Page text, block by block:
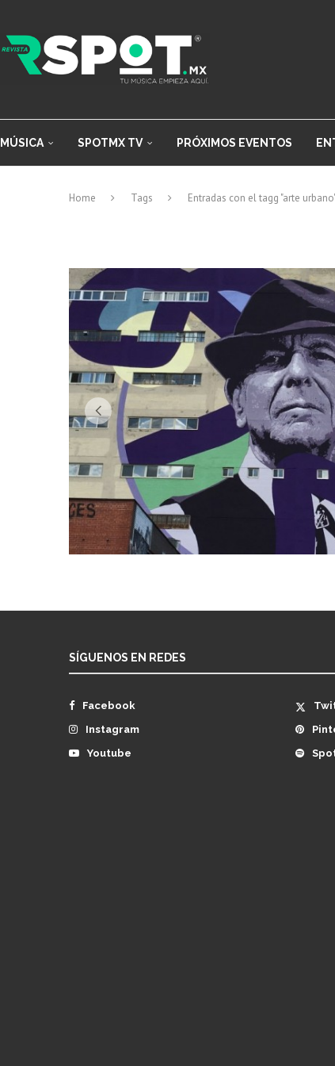
MÚSICA SPOTMX TV PRÓXIMOS EVENTOS
Home Tags Entradas con el tagg "arte
SÍGUENOS EN REDES
Facebook
Instagram
Youtube